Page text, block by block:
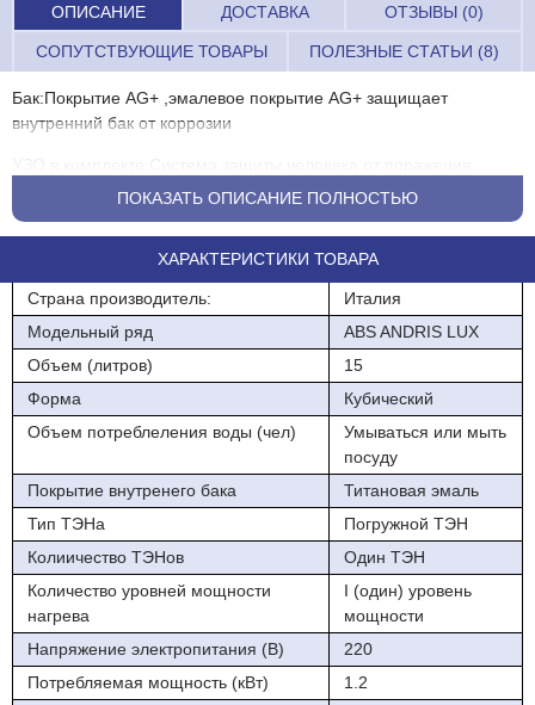
ОПИСАНИЕ ДОСТАВКА ОТЗЫВЫ (0)
СОПУТСТВУЮЩИЕ ТОВАРЫ ПОЛЕЗНЫЕ СТАТЬИ (8)
Бак:Покрытие AG+ ,эмалевое покрытие AG+ защищает
внутренний бак от коррозии
электрическим током.
тихим нагревом воды.
ИТАЛЬЯНСКИЙ ДИЗАЙН
Идеальное соотношение дизайна и производительности.
КОНТРОЛЬ ТЕМПЕРАТУРЫ
Удобство установки желаемой температуры.
ПОКАЗАТЬ ОПИСАНИЕ ПОЛНОСТЬЮ
ХАРАКТЕРИСТИКИ ТОВАРА
Страна производитель:
Италия
Модельный ряд
ABS ANDRIS LUX
Объем (литров)
15
Форма
Кубический
Объем потреблеления воды (чел)
Умываться или мыть
посуду
Покрытие внутренего бака
Титановая эмаль
Тип ТЭНа
Погружной ТЭН
Колиичество ТЭНов
Один ТЭН
Количество уровней мощности
нагрева
I (один) уровень
мощности
Напряжение электропитания (В)
220
Потребляемая мощность (кВт)
1.2